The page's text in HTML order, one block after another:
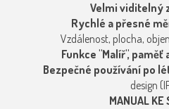
Velmi viditelný
Rychlé a přesné
Vzdálenost, plocha,
Funkce "Malíř", paměť
Bezpečné používání po
design
MANUAL KE